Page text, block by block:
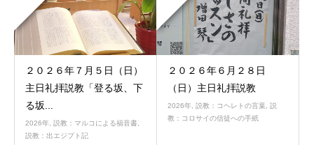
２０２６年７月５日（日）
主日礼拝説教「登る坂、下
る坂...
2026年 説教：マルコによる福音書
説教：出エジプト記
２０２６年６月２８日
（日）主日礼拝説教
2026年 説教：コヘレトの言葉
説
教：コロサイの信徒への手紙